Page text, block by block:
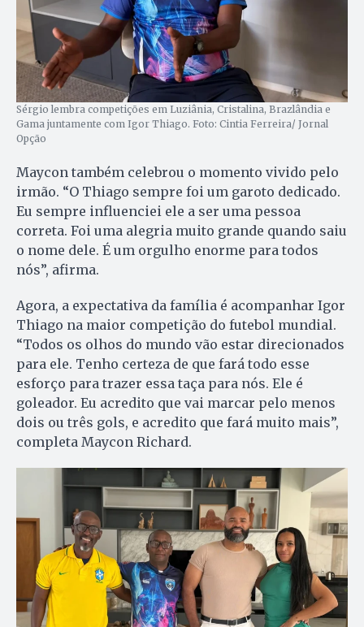
Sérgio lembra competições em Luziânia, Cristalina, Brazlândia e
Gama juntamente com Igor Thiago. Foto: Cintia Ferreira/ Jornal
Opção
Maycon também celebrou o momento vivido pelo
irmão. “O Thiago sempre foi um garoto dedicado.
Eu sempre influenciei ele a ser uma pessoa
correta. Foi uma alegria muito grande quando saiu
o nome dele. É um orgulho enorme para todos
nós”, afirma.
Agora, a expectativa da família é acompanhar Igor
Thiago na maior competição do futebol mundial.
“Todos os olhos do mundo vão estar direcionados
para ele. Tenho certeza de que fará todo esse
esforço para trazer essa taça para nós. Ele é
goleador. Eu acredito que vai marcar pelo menos
dois ou três gols, e acredito que fará muito mais”,
completa Maycon Richard.